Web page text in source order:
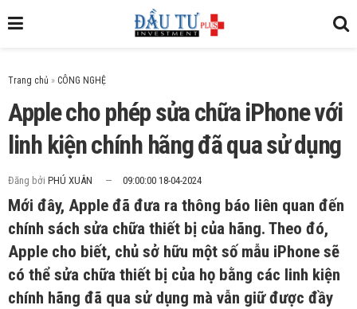
Trang chủ »
Apple cho phép sửa chữa iPhone với
linh kiện chính hãng đã qua sử dụng
Đăng bởi PHÚ XUÂN 09:00:00 18-04-2024
Mới đây, Apple đã đưa ra thông báo liên quan đến
chính sách sửa chữa thiết bị của hãng. Theo đó,
Apple cho biết, chủ sở hữu một số mẫu iPhone sẽ
có thể sửa chữa thiết bị của họ bằng các linh kiện
chính hãng đã qua sử dụng mà vẫn giữ được đầy